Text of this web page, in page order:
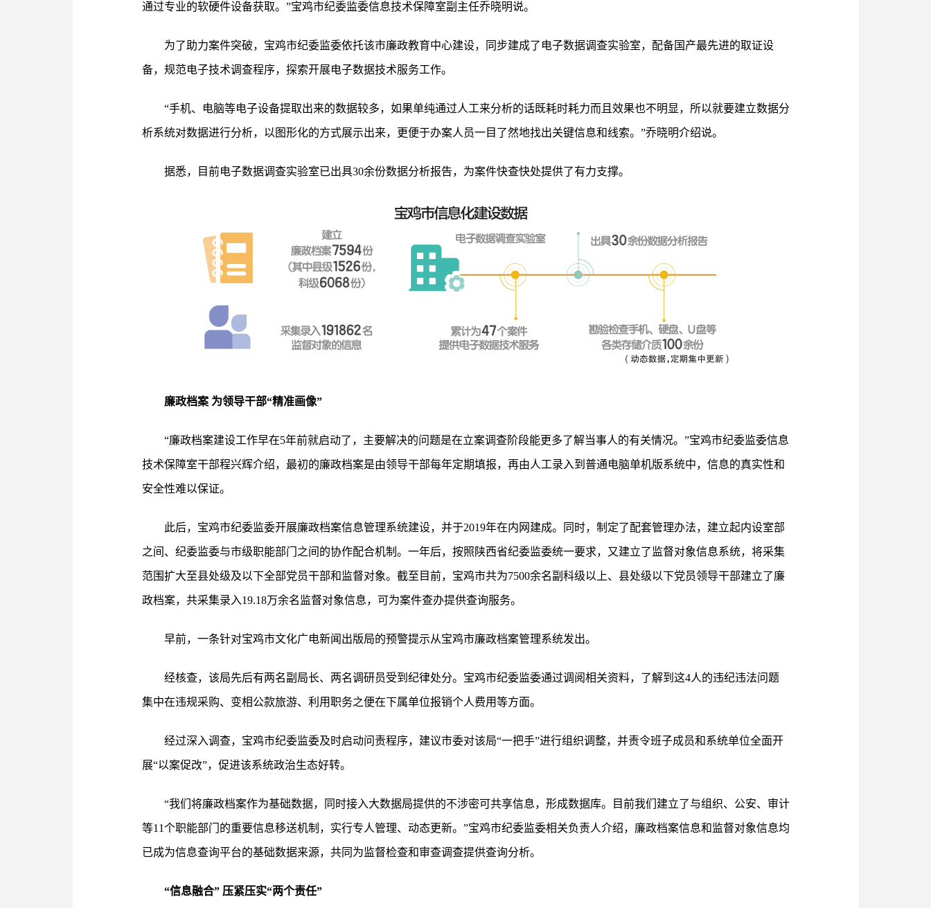
通过专业的软硬件设备获取。”宝鸡市纪委监委信息技术保障室副主任乔晓明说。
为了助力案件突破，宝鸡市纪委监委依托该市廉政教育中心建设，同步建成了电子数据调查实验室，配备国产最先进的取证设
备，规范电子技术调查程序，探索开展电子数据技术服务工作。
“手机、电脑等电子设备提取出来的数据较多，如果单纯通过人工来分析的话既耗时耗力而且效果也不明显，所以就要建立数据分
析系统对数据进行分析，以图形化的方式展示出来，更便于办案人员一目了然地找出关键信息和线索。”乔晓明介绍说。
据悉，目前电子数据调查实验室已出具30余份数据分析报告，为案件快查快处提供了有力支撑。
廉政档案 为领导干部“精准画像”
“廉政档案建设工作早在5年前就启动了，主要解决的问题是在立案调查阶段能更多了解当事人的有关情况。”宝鸡市纪委监委信息
技术保障室干部程兴辉介绍，最初的廉政档案是由领导干部每年定期填报，再由人工录入到普通电脑单机版系统中，信息的真实性和
安全性难以保证。
此后，宝鸡市纪委监委开展廉政档案信息管理系统建设，并于2019年在内网建成。同时，制定了配套管理办法，建立起内设室部
之间、纪委监委与市级职能部门之间的协作配合机制。一年后，按照陕西省纪委监委统一要求，又建立了监督对象信息系统，将采集
范围扩大至县处级及以下全部党员干部和监督对象。截至目前，宝鸡市共为7500余名副科级以上、县处级以下党员领导干部建立了廉
政档案，共采集录入19.18万余名监督对象信息，可为案件查办提供查询服务。
早前，一条针对宝鸡市文化广电新闻出版局的预警提示从宝鸡市廉政档案管理系统发出。
经核查，该局先后有两名副局长、两名调研员受到纪律处分。宝鸡市纪委监委通过调阅相关资料，了解到这4人的违纪违法问题
集中在违规采购、变相公款旅游、利用职务之便在下属单位报销个人费用等方面。
经过深入调查，宝鸡市纪委监委及时启动问责程序，建议市委对该局“一把手”进行组织调整，并责令班子成员和系统单位全面开
展“以案促改”，促进该系统政治生态好转。
“我们将廉政档案作为基础数据，同时接入大数据局提供的不涉密可共享信息，形成数据库。目前我们建立了与组织、公安、审计
等11个职能部门的重要信息移送机制，实行专人管理、动态更新。”宝鸡市纪委监委相关负责人介绍，廉政档案信息和监督对象信息均
已成为信息查询平台的基础数据来源，共同为监督检查和审查调查提供查询分析。
“信息融合” 压紧压实“两个责任”